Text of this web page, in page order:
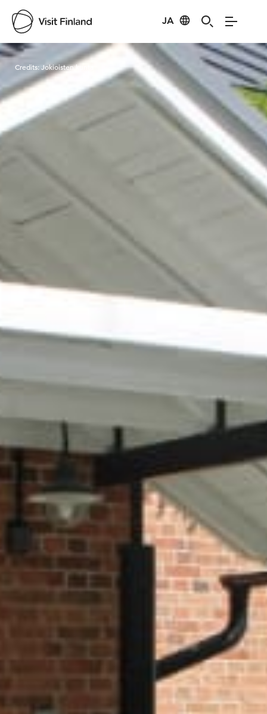
JA
Visit Finland
Credits:Jokioisten kunta